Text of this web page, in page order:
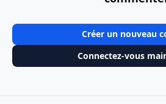
Créer un nouveau
Connectez-vous